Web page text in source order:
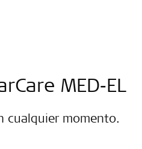
MED‑EL
cualquier momento.